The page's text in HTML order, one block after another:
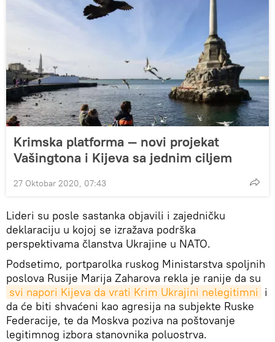
Krimska platforma — novi projekat
Vašingtona i Kijeva sa jednim ciljem
27 Oktobar 2020, 07:43
Lideri su posle sastanka objavili i zajedničku
deklaraciju u kojoj se izražava podrška
perspektivama članstva Ukrajine u NATO.
Podsetimo, portparolka ruskog Ministarstva spoljnih
poslova Rusije Marija Zaharova rekla je ranije da su
svi napori Kijeva da vrati Krim Ukrajini nelegitimni i
da će biti shvaćeni kao agresija na subjekte Ruske
Federacije, te da Moskva poziva na poštovanje
legitimnog izbora stanovnika poluostrva.